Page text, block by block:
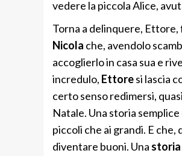
vedere la piccola Alice,
Torna a delinquere, Ettore,
Nicola che, avendolo
accoglierlo in casa sua e
incredulo, Ettoresi lascia
certo senso redimersi,
Natale. Una storia
piccoli che ai grandi. E che,
diventare buoni. Una storia